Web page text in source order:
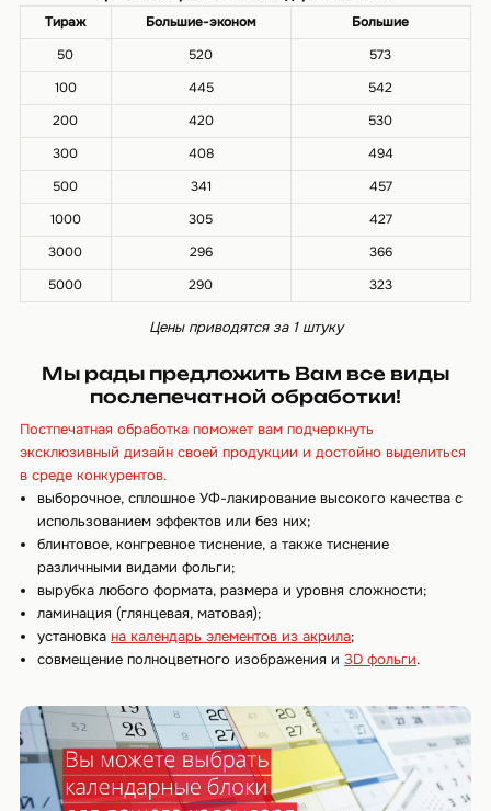
Тираж Большие-эконом
Большие
50
520
573
100
445
542
200
420
530
300
408
494
500
341
457
1000
305
427
3000
296
366
5000
290 323
Цены приводятся за 1 штуку
Мы рады предложить Вам все виды
послепечатной обработки!
Постпечатная обработка поможет вам подчеркнуть
эксклюзивный дизайн своей продукции и достойно выделиться
в среде конкурентов.
выборочное, сплошное УФ-лакирование высокого качества с
использованием эффектов или без них;
блинтовое, конгревное тиснение, а также тиснение
различными видами фольги;
вырубка любого формата, размера и уровня сложности;
ламинация (глянцевая, матовая);
установкана календарь элементов из акрила;
совмещение полноцветного изображения и3D фольги.